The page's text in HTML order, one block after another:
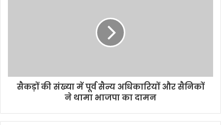
सैकड़ों की संख्या में पूर्व सैन्य अधिकारियों और सैनिकों
ने थामा भाजपा का दामन